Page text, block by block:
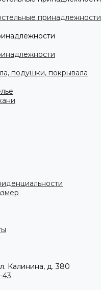
принадлежности
подушки, покрывала
Калинина, д. 380
43